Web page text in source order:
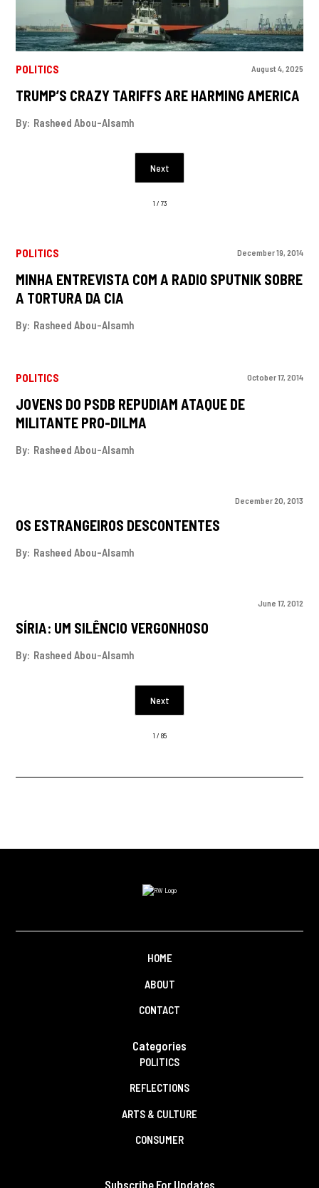
POLITICS August 4, 2025
TRUMP’S CRAZY TARIFFS ARE HARMING AMERICA
By: Rasheed Abou-Alsamh
Next
1 / 73
POLITICS December 19, 2014
MINHA ENTREVISTA COM A RADIO SPUTNIK SOBRE
A TORTURA DA CIA
By: Rasheed Abou-Alsamh
POLITICS October 17, 2014
JOVENS DO PSDB REPUDIAM ATAQUE DE
MILITANTE PRO-DILMA
By: Rasheed Abou-Alsamh
December 20, 2013
OS ESTRANGEIROS DESCONTENTES
By: Rasheed Abou-Alsamh
June 17, 2012
SÍRIA: UM SILÊNCIO VERGONHOSO
By: Rasheed Abou-Alsamh
Next
1 / 85
HOME
ABOUT
CONTACT
Categories
POLITICS
REFLECTIONS
ARTS & CULTURE
CONSUMER
Subscribe For Updates